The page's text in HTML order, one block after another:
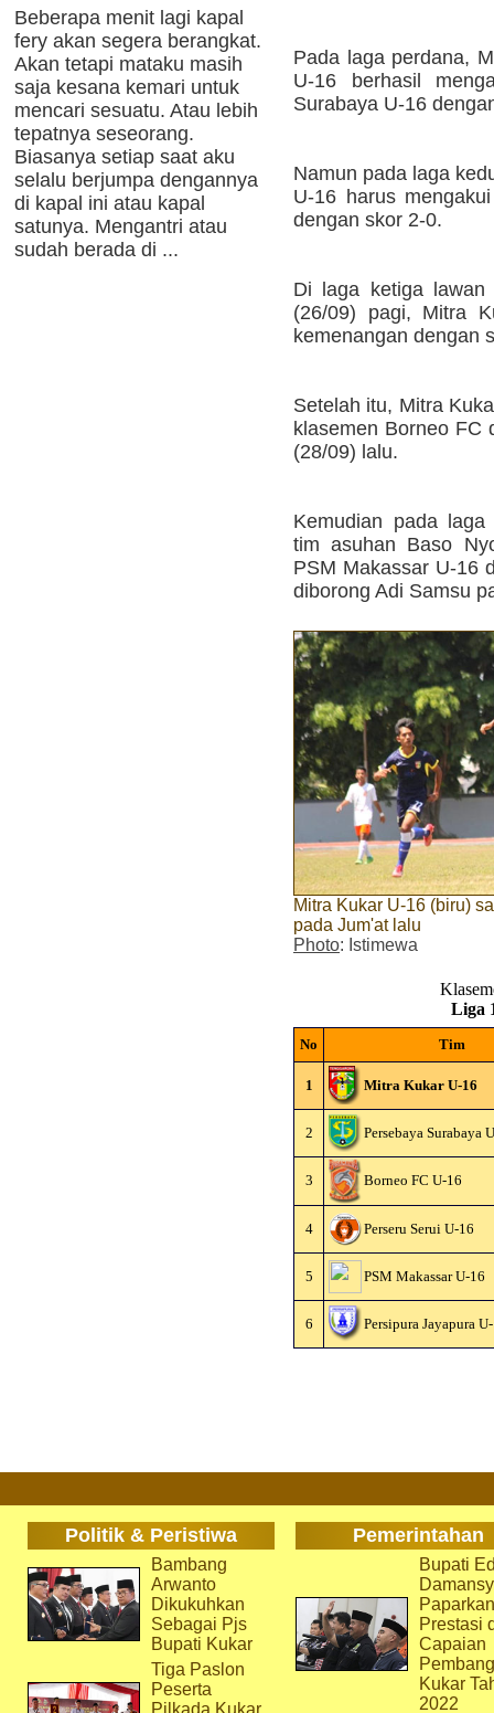
Beberapa menit lagi kapal
fery akan segera berangkat.
Akan tetapi mataku masih
saja kesana kemari untuk
mencari sesuatu. Atau lebih
tepatnya seseorang.
Biasanya setiap saat aku
selalu berjumpa dengannya
di kapal ini atau kapal
satunya. Mengantri atau
sudah berada di ...
Pada laga perdana,
U-16 berhasil
Surabaya U-16
Namun pada laga
U-16 harus
dengan skor 2-0.
Di laga ketiga lawan
(26/09) pagi, Mitra
kemenangan dengan
Setelah itu, Mitra
klasemen Borneo FC
(28/09) lalu.
Kemudian pada
tim asuhan Baso
PSM Makassar U-16
diborong Adi Samsu
Mitra Kukar U-16 (biru)
pada Jum'at lalu
Photo: Istimewa
Liga
No Tim
1 Mitra Kukar U-16
2 Persebaya Surabaya
3 Borneo FC U-16
4 Perseru Serui U-16
5 PSM Makassar U-16
6 Persipura Jayapura
Politik & Peristiwa Pemerintahan
Bambang
Arwanto
Dikukuhkan
Sebagai Pjs
Bupati Kukar
Tiga Paslon
Peserta
Pilkada Kukar
Bupati
Paparkan
Prestasi
Capaian
Kukar
2022